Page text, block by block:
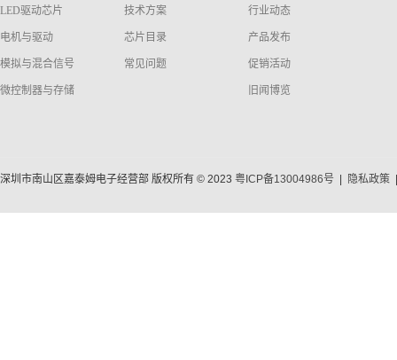
LED驱动芯片
电机与驱动
模拟与混合信号
微控制器与存储
技术方案
芯片目录
常见问题
行业动态
产品发布
促销活动
旧闻博览
深圳市南山区嘉泰姆电子经营部 版权所有 © 2023 粤ICP备13004986号 隐私政策